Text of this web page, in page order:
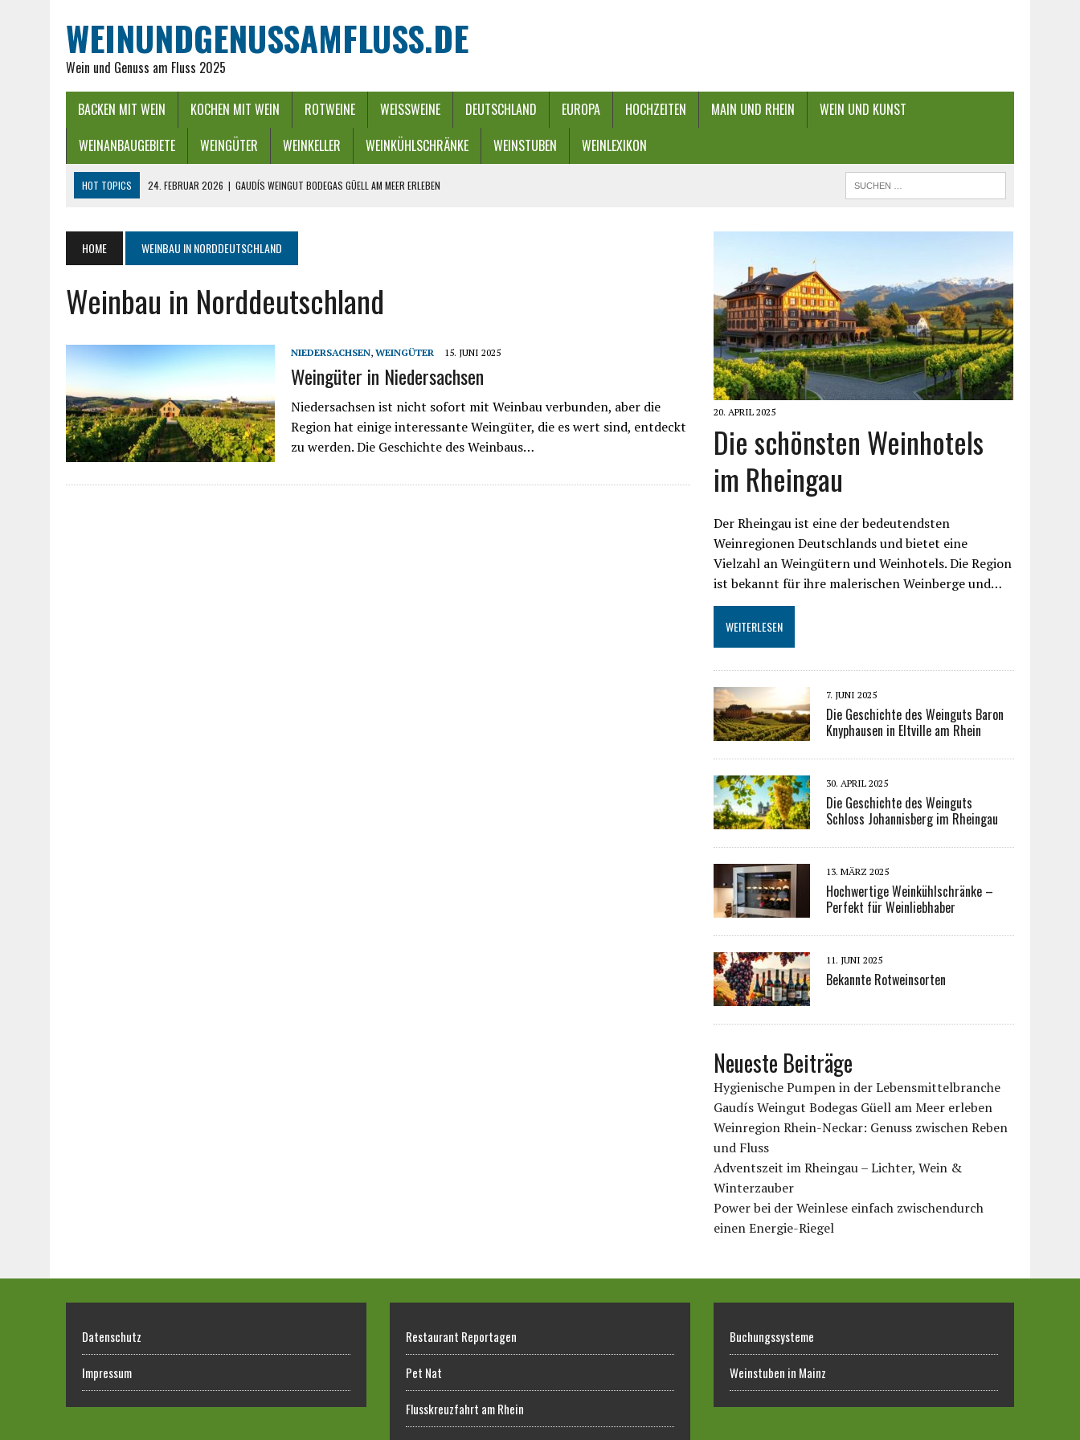
WEINUNDGENUSSAMFLUSS.DE
Wein und Genuss am Fluss 2025
BACKEN MIT WEIN KOCHEN MIT WEIN ROTWEINE WEISSWEINE DEUTSCHLAND EUROPA HOCHZEITEN MAIN UND RHEIN
WEIN UND KUNST
WEINANBAUGEBIETE
WEINGÜTER WEINKELLER WEINKÜHLSCHRÄNKE WEINSTUBEN WEINLEXIKON
HOT TOPICS 24. FEBRUAR 2026 | GAUDÍS WEINGUT BODEGAS GÜELL AM MEER ERLEBEN
25. SEPTEMBER 2025 | POWER BEI DER WEINLESE EINFACH ZWISCHENDURCH EINEN ENERGIE-RIEGEL
26. APRIL 2026
HYGIENISCHE PUMPEN IN DER LEBENSMITTELBRANCHE
HOME WEINBAU IN NORDDEUTSCHLAND
Weinbau in Norddeutschland
NIEDERSACHSEN, WEINGÜTER 15. JUNI 2025
Weingüter in Niedersachsen
Niedersachsen ist nicht sofort mit Weinbau verbunden, aber die
Region hat einige interessante Weingüter, die es wert sind, entdeckt
zu werden. Die Geschichte des Weinbaus…
20. APRIL 2025
Die schönsten Weinhotels
im Rheingau
Der Rheingau ist eine der bedeutendsten
Weinregionen Deutschlands und bietet eine
Vielzahl an Weingütern und Weinhotels. Die Region
ist bekannt für ihre malerischen Weinberge und…
WEITERLESEN
7. JUNI 2025
Die Geschichte des Weinguts Baron
Knyphausen in Eltville am Rhein
30. APRIL 2025
Die Geschichte des Weinguts
Schloss Johannisberg im Rheingau
13. MÄRZ 2025
Hochwertige Weinkühlschränke –
Perfekt für Weinliebhaber
11. JUNI 2025
Bekannte Rotweinsorten
Neueste Beiträge
Hygienische Pumpen in der Lebensmittelbranche
Gaudís Weingut Bodegas Güell am Meer erleben
Weinregion Rhein-Neckar: Genuss zwischen Reben
und Fluss
Adventszeit im Rheingau – Lichter, Wein &
Winterzauber
Power bei der Weinlese einfach zwischendurch
einen Energie-Riegel
Datenschutz
Impressum
Restaurant Reportagen
Pet Nat
Flusskreuzfahrt am Rhein
Buchungssysteme
Weinstuben in Mainz